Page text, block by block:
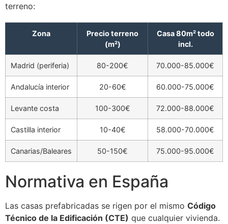
terreno:
Zona
Precio terreno
(m²)
Casa 80m² todo
incl.
Madrid (periferia) 80-200€ 70.000-85.000€
Andalucía interior 20-60€ 60.000-75.000€
Levante costa 100-300€ 72.000-88.000€
Castilla interior 10-40€ 58.000-70.000€
Canarias/Baleares 50-150€ 75.000-95.000€
Normativa en España
Las casas prefabricadas se rigen por el mismo Código
Técnico de la Edificación (CTE) que cualquier vivienda.